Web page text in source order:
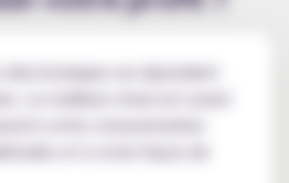
ne répondent